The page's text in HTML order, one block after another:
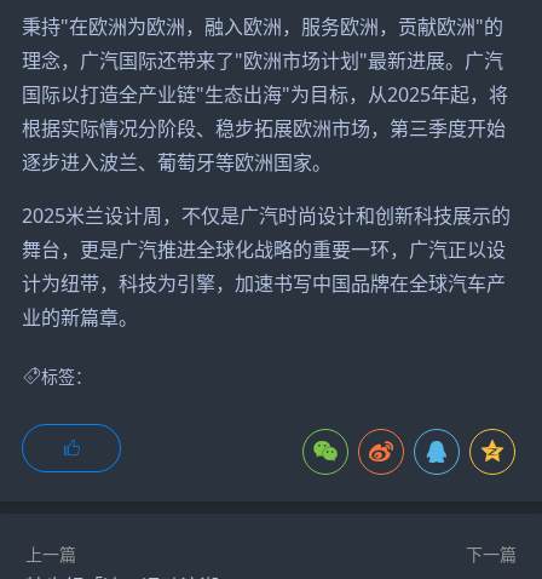
秉持"在欧洲为欧洲，融入欧洲，服务欧洲，贡献欧洲"的
理念，广汽国际还带来了"欧洲市场计划"最新进展。广汽
国际以打造全产业链"生态出海"为目标，从2025年起，将
根据实际情况分阶段、稳步拓展欧洲市场，第三季度开始
逐步进入波兰、葡萄牙等欧洲国家。
2025米兰设计周，不仅是广汽时尚设计和创新科技展示的
舞台，更是广汽推进全球化战略的重要一环，广汽正以设
计为纽带，科技为引擎，加速书写中国品牌在全球汽车产
业的新篇章。
标签：
上一篇 下一篇